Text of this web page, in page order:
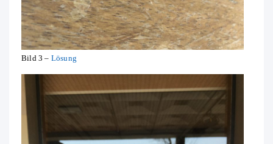
Bild 3 – Lösung